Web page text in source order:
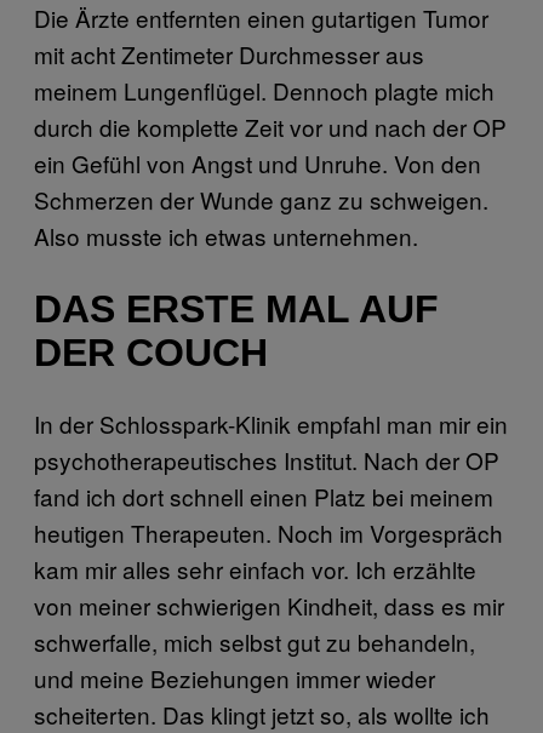
Die Ärzte entfernten einen gutartigen Tumor
mit acht Zentimeter Durchmesser aus
meinem Lungenflügel. Dennoch plagte mich
durch die komplette Zeit vor und nach der OP
ein Gefühl von Angst und Unruhe. Von den
Schmerzen der Wunde ganz zu schweigen.
Also musste ich etwas unternehmen.
DAS ERSTE MAL AUF
DER COUCH
In der Schlosspark-Klinik empfahl man mir ein
psychotherapeutisches Institut. Nach der OP
fand ich dort schnell einen Platz bei meinem
heutigen Therapeuten. Noch im Vorgespräch
kam mir alles sehr einfach vor. Ich erzählte
von meiner schwierigen Kindheit, dass es mir
schwerfalle, mich selbst gut zu behandeln,
und meine Beziehungen immer wieder
scheiterten. Das klingt jetzt so, als wollte ich